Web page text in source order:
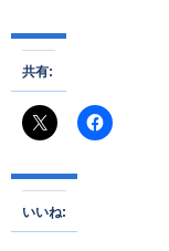
共有:
いいね: